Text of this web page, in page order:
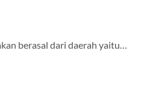
berasal dari daerah yaitu…